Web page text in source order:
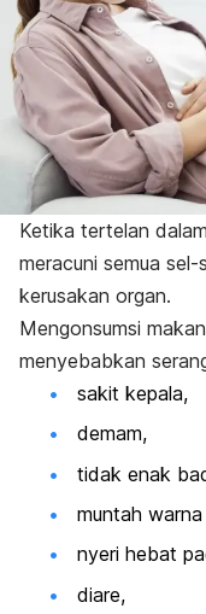
Ketika tertelan
meracuni semua
kerusakan organ.
Mengonsumsi
menyebabkan
sakit kepala,
demam,
tidak enak
muntah
nyeri hebat
diare,